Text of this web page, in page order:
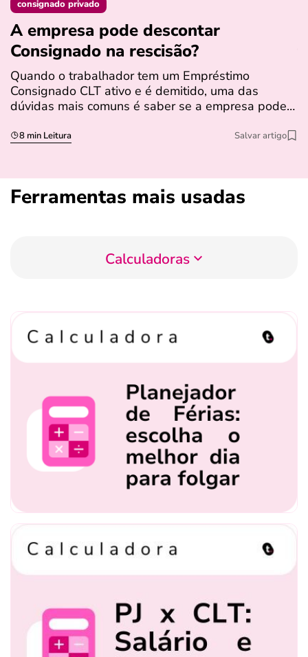
consignado privado
A empresa pode descontar
Consignado na rescisão​?
Quando o trabalhador tem um Empréstimo
Consignado CLT ativo e é demitido, uma das
dúvidas mais comuns é saber se a empresa pode…
8 min Leitura Salvar artigo
Ferramentas mais usadas
Calculadoras